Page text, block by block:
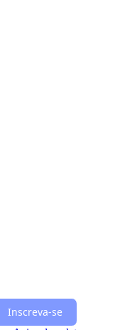
Inscreva-se